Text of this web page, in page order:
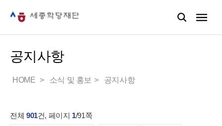
공지사항
HOME 소식 및 홍보 공지사항
전체 901건, 페이지 1/91쪽